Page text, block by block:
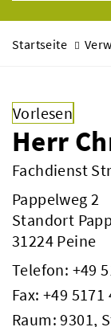
Startseite
Vorlesen
Herr
Fachdienst
Pappelweg 2
Standort
31224 Peine
Telefon: +49
Fax: +49 5171
Raum: 9301,